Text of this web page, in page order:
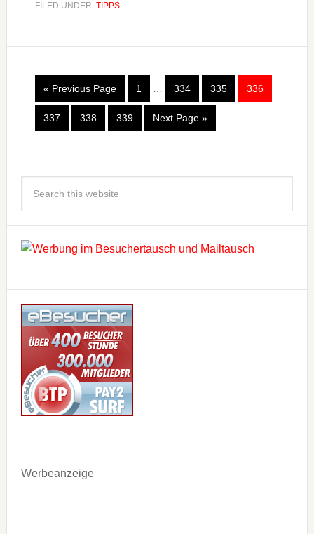
FILED UNDER: TIPPS
« Previous Page 1 … 334 335 336
337 338 339 Next Page »
Werbeanzeige